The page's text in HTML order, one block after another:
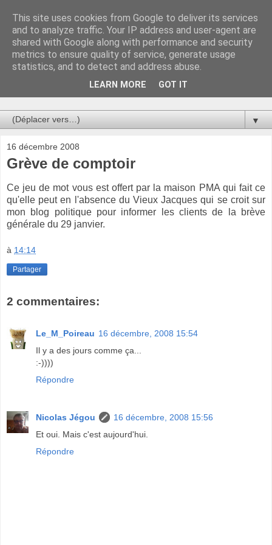
Au bistro !
La connerie étant le seul chemin susceptible de nous faire
entrevoir une parcelle de vérité, utilisons la par des moyens
de communication efficaces. Le temps qu'on remplisse nos
▼
16 décembre 2008
Grève de comptoir
Ce jeu de mot vous est offert par la maison PMA qui fait ce
qu'elle peut en l'absence du Vieux Jacques qui se croit sur
mon blog politique pour informer les clients de la brève
générale du 29 janvier.
à 14:14
Partager
2 commentaires:
Le_M_Poireau 16 décembre, 2008 15:54
Il y a des jours comme ça...
:-))))
Répondre
Nicolas Jégou
16 décembre, 2008 15:56
Et oui. Mais c'est aujourd'hui.
Répondre
This site uses cookies from Google to deliver its services
and to analyze traffic. Your IP address and user-agent are
shared with Google along with performance and security
metrics to ensure quality of service, generate usage
statistics, and to detect and address abuse.
LEARN MORE GOT IT